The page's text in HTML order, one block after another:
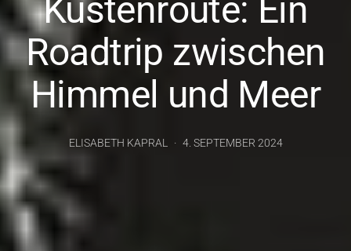
Küstenroute: Ein
Roadtrip zwischen
Himmel und Meer
ELISABETH KAPRAL 4. SEPTEMBER 2024